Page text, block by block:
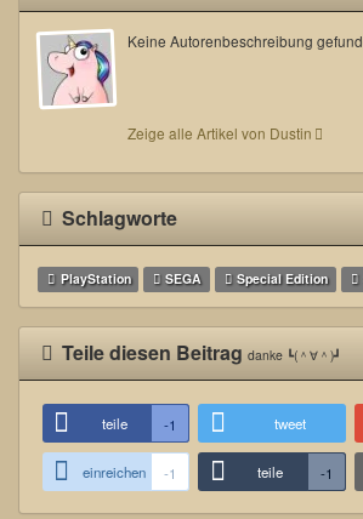
Keine Autorenbeschreibung
Zeige alle Artikel von Dustin
Schlagworte
PlayStation SEGA Special Edition
Teile diesen Beitragdanke ┗(＾∀＾)┛
teile -1 tweet
einreichen -1 teile -1